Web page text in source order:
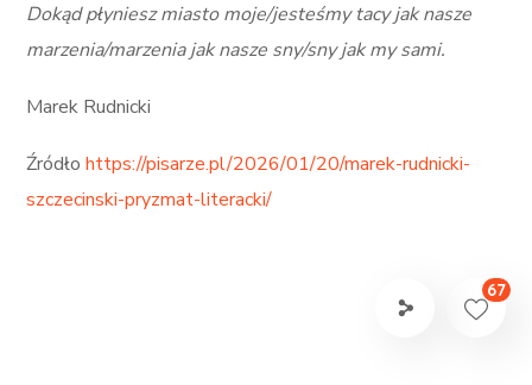
Dokąd płyniesz miasto moje/jesteśmy tacy jak nasze
marzenia/marzenia jak nasze sny/sny jak my sami.
Marek Rudnicki
Źródłohttps://pisarze.pl/2026/01/20/marek-rudnicki-
szczecinski-pryzmat-literacki/
67